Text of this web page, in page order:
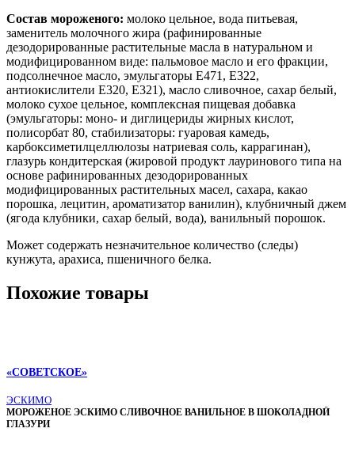
Состав мороженого: молоко цельное, вода питьевая,
заменитель молочного жира (рафинированные
дезодорированные растительные масла в натуральном и
модифицированном виде: пальмовое масло и его фракции,
подсолнечное масло, эмульгаторы Е471, Е322,
антиокислители Е320, Е321), масло сливочное, сахар белый,
молоко сухое цельное, комплексная пищевая добавка
(эмульгаторы: моно- и диглицериды жирных кислот,
полисорбат 80, стабилизаторы: гуаровая камедь,
карбоксиметилцеллюлозы натриевая соль, каррагинан),
глазурь кондитерская (жировой продукт лауринового типа на
основе рафинированных дезодорированных
модифицированных растительных масел, сахара, какао
порошка, лецитин, ароматизатор ванилин), клубничный джем
(ягода клубники, сахар белый, вода), ванильный порошок.
Может содержать незначительное количество (следы)
кунжута, арахиса, пшеничного белка.
Похожие товары
«СОВЕТСКОЕ»
ЭСКИМО
МОРОЖЕНОЕ ЭСКИМО СЛИВОЧНОЕ ВАНИЛЬНОЕ В ШОКОЛАДНОЙ
ГЛАЗУРИ